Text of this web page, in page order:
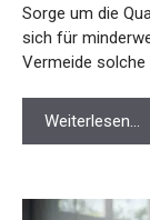
Sorge um die
sich für
Vermeide solche
Weiterlesen…